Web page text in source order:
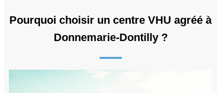
Pourquoi choisir un centre VHU agréé à
Donnemarie-Dontilly ?